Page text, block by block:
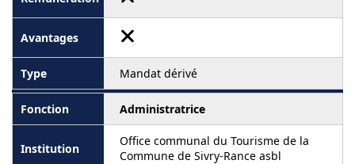
Mandat dérivé
Administratrice
Office communal du Tourisme de la
Commune de Sivry-Rance asbl